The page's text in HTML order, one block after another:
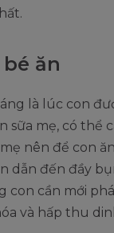
ăn
là lúc con
mẹ, có thể
mẹ nên để con
dẫn đến đầy
con cần mới
và hấp thu